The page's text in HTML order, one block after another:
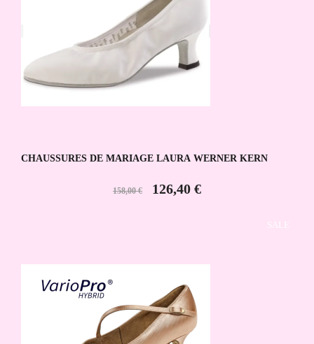
CHAUSSURES DE MARIAGE LAURA WERNER KERN
158,00 € 126,40 €
SALE